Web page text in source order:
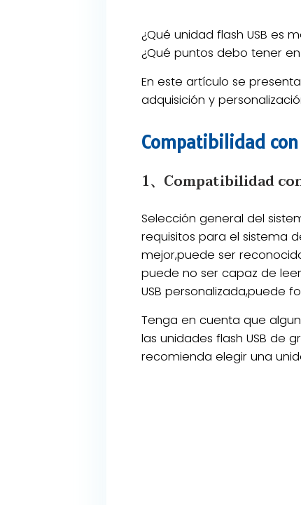
¿Qué unidad flash USB es
¿Qué puntos debo tener
En este artículo se
adquisición y
Compatibilidad
1、Compatibilidad
Selección general del
requisitos para el sistema
mejor,puede ser
puede no ser capaz de
USB personalizada,puede
Tenga en cuenta que
las unidades flash USB de
recomienda elegir una